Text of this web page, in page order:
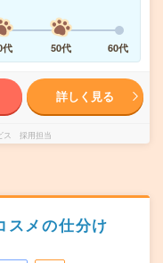
代 50代 60代
詳しく見る
ス 採用担当
スメの仕分け